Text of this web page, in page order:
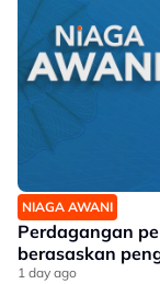
NIAGA AWANI
Perdagangan
berasaskan
1 day ago